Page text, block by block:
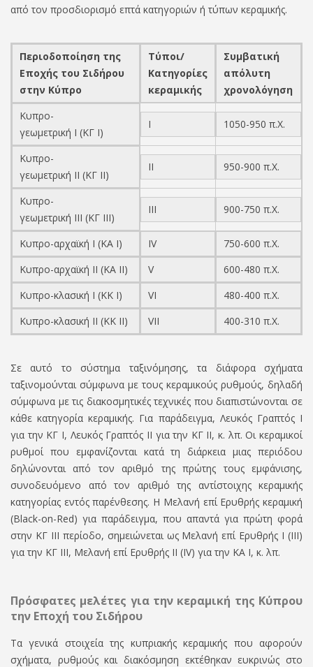
από τον προσδιορισμό επτά κατηγοριών ή τύπων κεραμικής.
Περιοδοποίηση της
Εποχής του Σιδήρου
στην Κύπρο
Τύποι/
Κατηγορίες
κεραμικής
Συμβατική
απόλυτη
χρονολόγηση
Κυπρο-
γεωμετρική I (ΚΓ I)
I 1050-950 π.Χ.
Κυπρο-
γεωμετρική II (ΚΓ II)
II 950-900 π.Χ.
Κυπρο-
γεωμετρική III (ΚΓ III)
III 900-750 π.Χ.
Κυπρο-αρχαϊκή I (ΚΑ I) IV 750-600 π.Χ.
Κυπρο-αρχαϊκή II (ΚΑ II)
V 600-480 π.Χ.
Κυπρο-κλασική Ι (ΚΚ Ι)
VI 480-400 π.Χ.
Κυπρο-κλασική II (ΚΚ II)
VII 400-310 π.Χ.
Σε αυτό το σύστημα ταξινόμησης, τα διάφορα σχήματα
ταξινομούνται σύμφωνα με τους κεραμικούς ρυθμούς, δηλαδή
σύμφωνα με τις διακοσμητικές τεχνικές που διαπιστώνονται σε
κάθε κατηγορία κεραμικής. Για παράδειγμα, Λευκός Γραπτός Ι
για την ΚΓ Ι, Λευκός Γραπτός ΙΙ για την ΚΓ ΙΙ, κ. λπ. Οι κεραμικοί
ρυθμοί που εμφανίζονται κατά τη διάρκεια μιας περιόδου
δηλώνονται από τον αριθμό της πρώτης τους εμφάνισης,
συνοδευόμενο από τον αριθμό της αντίστοιχης κεραμικής
κατηγορίας εντός παρένθεσης. Η Μελανή επί Ερυθρής κεραμική
(Black-on-Red) για παράδειγμα, που απαντά για πρώτη φορά
στην ΚΓ ΙΙΙ περίοδο, σημειώνεται ως Μελανή επί Ερυθρής I (III)
για την ΚΓ ΙΙΙ, Μελανή επί Ερυθρής II (IV) για την ΚΑ Ι, κ. λπ.
Πρόσφατες μελέτες για την κεραμική της Κύπρου
την Εποχή του Σιδήρου
Τα γενικά στοιχεία της κυπριακής κεραμικής που αφορούν
σχήματα, ρυθμούς και διακόσμηση εκτέθηκαν ευκρινώς στο